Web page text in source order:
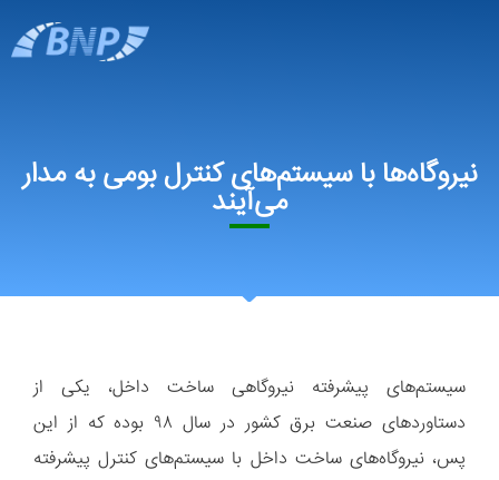
نیروگاه‌ها با سیستم‌های کنترل بومی به مدار
می‌آیند
سیستم‌های پیشرفته نیروگاهی ساخت داخل، یکی از
دستاورد‌های صنعت برق کشور در سال ۹۸ بوده که از این
پس، نیروگاه‌های ساخت داخل با سیستم‌های کنترل پیشرفته